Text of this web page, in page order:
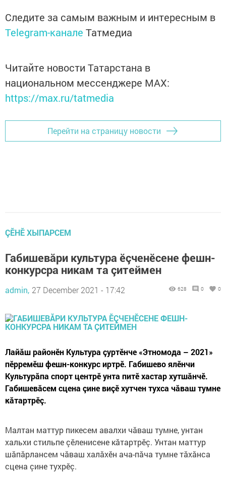
Следите за самым важным и интересным в
Telegram-канале Татмедиа
Читайте новости Татарстана в
национальном мессенджере MАХ:
https://max.ru/tatmedia
Перейти на страницу новости
ÇӖНӖ ХЫПАРСЕМ
Габишевăри культура ӗçченӗсене фешн-
конкурсра никам та çитеймен
admin, 27 December 2021 - 17:42 628 0 0
Лайăш районӗн Культура çуртӗнче «Этномода – 2021»
пӗрремӗш фешн-конкурс иртрӗ. Габишево ялӗнчи
Культурăпа спорт центрӗ унта питӗ хастар хутшăнчӗ.
Габишевăсем сцена çине виçӗ хутчен тухса чăваш тумне
кăтартрӗç.
Малтан маттур пикесем авалхи чăваш тумне, унтан
хальхи стильпе çӗленисене кăтартрӗç. Унтан маттур
шăпăрлансем чăваш халăхӗн ача-пăча тумне тăхăнса
сцена çине тухрӗç.